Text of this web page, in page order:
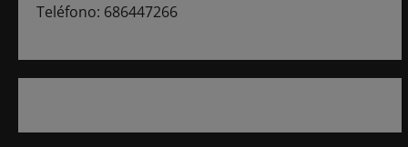
Teléfono: 686447266